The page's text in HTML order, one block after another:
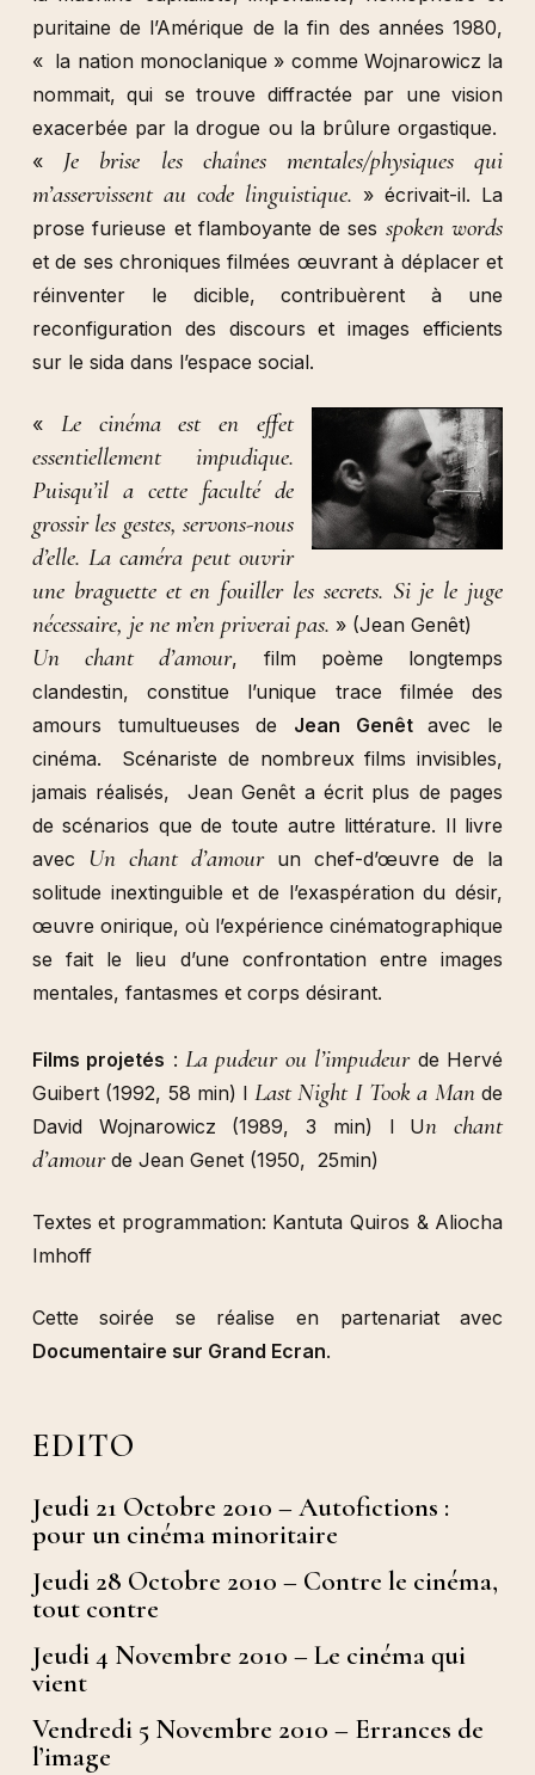
puritaine de l’Amérique de la fin des années 1980,
« la nation monoclanique » comme Wojnarowicz la
nommait, qui se trouve diffractée par une vision
exacerbée par la drogue ou la brûlure orgastique.
« Je brise les chaînes mentales/physiques qui
m’asservissent au code linguistique. » écrivait-il. La
prose furieuse et flamboyante de ses spoken words
et de ses chroniques filmées œuvrant à déplacer et
réinventer le dicible, contribuèrent à une
reconfiguration des discours et images efficients
sur le sida dans l’espace social.
« Le cinéma est en effet
essentiellement impudique.
Puisqu’il a cette faculté de
grossir les gestes, servons-nous
d’elle. La caméra peut ouvrir
une braguette et en fouiller les secrets. Si je le juge
nécessaire, je ne m’en priverai pas. » (Jean Genêt)
Un chant d’amour, film poème longtemps
clandestin, constitue l’unique trace filmée des
amours tumultueuses de Jean Genêtavec le
cinéma. Scénariste de nombreux films invisibles,
jamais réalisés, Jean Genêt a écrit plus de pages
de scénarios que de toute autre littérature. Il livre
avec
Un chant d’amourun chef-d’œuvre de la
solitude inextinguible et de l’exaspération du désir,
œuvre onirique, où l’expérience cinématographique
se fait le lieu d’une confrontation entre images
mentales, fantasmes et corps désirant.
Films projetés : La pudeur ou l’impudeurde Hervé
Guibert (1992, 58 min) l Last Night I Took a Mande
David Wojnarowicz (1989, 3 min) l Un chant
d’amourde Jean Genet (1950, 25min)
Textes et programmation: Kantuta Quiros & Aliocha
Imhoff
Cette soirée se réalise en partenariat avec
Documentaire sur Grand Ecran.
EDITO
Jeudi 21 Octobre 2010 – Autofictions :
pour un cinéma minoritaire
Jeudi 28 Octobre 2010 – Contre le cinéma,
tout contre
Jeudi 4 Novembre 2010 – Le cinéma qui
vient
Vendredi 5 Novembre 2010 – Errances de
l’image